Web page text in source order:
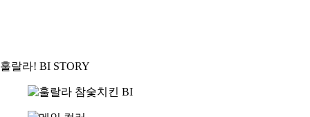
훌랄라! BI STORY